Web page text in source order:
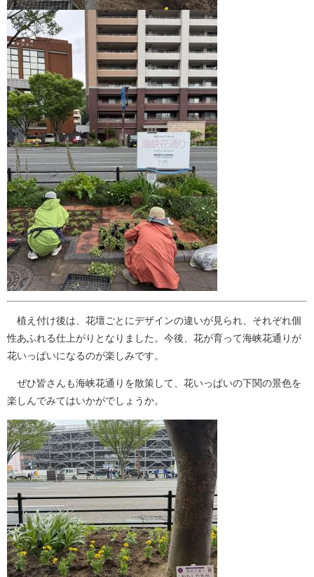
植え付け後は、花壇ごとにデザインの違いが見られ、それぞれ個
性あふれる仕上がりとなりました。今後、花が育って海峡花通りが
花いっぱいになるのが楽しみです。
ぜひ皆さんも海峡花通りを散策して、花いっぱいの下関の景色を
楽しんでみてはいかがでしょうか。